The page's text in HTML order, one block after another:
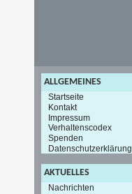
ALLGEMEINES
Startseite
Kontakt
Impressum
Verhaltenscodex
Spenden
Datenschutzerklärung
AKTUELLES
Nachrichten